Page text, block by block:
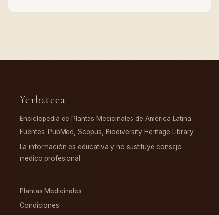
Yerbateca
Enciclopedia de Plantas Medicinales de América Latina
Fuentes: PubMed, Scopus, Biodiversity Heritage Library
La información es educativa y no sustituye consejo
médico profesional.
Plantas Medicinales
Condiciones